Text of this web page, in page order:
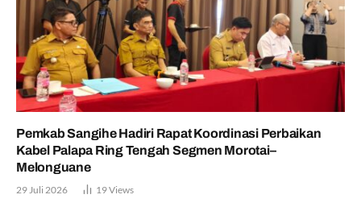
Pemkab Sangihe Hadiri Rapat Koordinasi Perbaikan
Kabel Palapa Ring Tengah Segmen Morotai–
Melonguane
29 Juli 2026 19Views